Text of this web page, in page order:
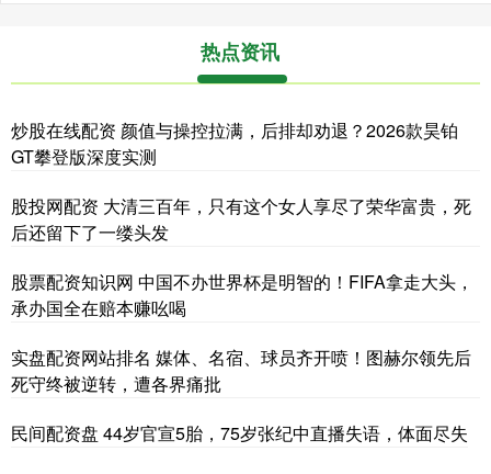
热点资讯
炒股在线配资 颜值与操控拉满，后排却劝退？2026款昊铂
GT攀登版深度实测
股投网配资 大清三百年，只有这个女人享尽了荣华富贵，死
后还留下了一缕头发
股票配资知识网 中国不办世界杯是明智的！FIFA拿走大头，
承办国全在赔本赚吆喝
实盘配资网站排名 媒体、名宿、球员齐开喷！图赫尔领先后
死守终被逆转，遭各界痛批
民间配资盘 44岁官宣5胎，75岁张纪中直播失语，体面尽失